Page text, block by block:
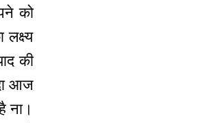
को
लक्ष्य
की
आज
ना।